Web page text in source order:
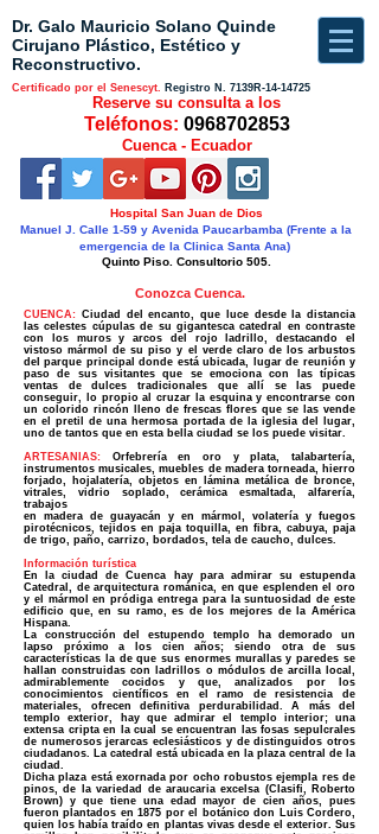
Dr. Galo Mauricio Solano Quinde
Cirujano Plástico, Estético y
Reconstructivo.
Certificado por el Senescyt. Registro N. 7139R-14-14725
Reserve su consulta a los
Teléfonos: 0968702853
Cuenca - Ecuador
Hospital San Juan de Dios
Manuel J. Calle 1-59 y Avenida Paucarbamba (Frente a la
emergencia de la Clinica Santa Ana)
Quinto Piso. Consultorio 505.
Conozca Cuenca.
CUENCA: Ciudad del encanto, que luce desde la distancia
las celestes cúpulas de su gigantesca catedral en contraste
con los muros y arcos del rojo ladrillo, destacando el
vistoso mármol de su piso y el verde claro de los arbustos
del parque principal donde está ubicada, lugar de reunión y
paso de sus visitantes que se emociona con las típicas
ventas de dulces tradicionales que allí se las puede
conseguir, lo propio al cruzar la esquina y encontrarse con
un colorido rincón lleno de frescas flores que se las vende
en el pretil de una hermosa portada de la iglesia del lugar,
uno de tantos que en esta bella ciudad se los puede visitar.
ARTESANIAS: Orfebrería en oro y plata, talabartería,
instrumentos musicales, muebles de madera torneada, hierro
forjado, hojalatería, objetos en lámina metálica de bronce,
vitrales, vidrio soplado, cerámica esmaltada, alfarería,
trabajos
en madera de guayacán y en mármol, volatería y fuegos
pirotécnicos, tejidos en paja toquilla, en fibra, cabuya, paja
de trigo, paño, carrizo, bordados, tela de caucho, dulces.
Información turística
En la ciudad de Cuenca hay para admirar su estupenda
Catedral, de arquitectura románica, en que esplenden el oro
y el mármol en pródiga entrega para la suntuosidad de este
edificio que, en su ramo, es de los mejores de la América
Hispana.
La construcción del estupendo templo ha demorado un
lapso próximo a los cien años; siendo otra de sus
características la de que sus enormes murallas y paredes se
hallan construidas con ladrillos o módulos de arcilla local,
admirablemente cocidos y que, analizados por los
conocimientos científicos en el ramo de resistencia de
materiales, ofrecen definitiva perdurabilidad. A más del
templo exterior, hay que admirar el templo interior; una
extensa cripta en la cual se encuentran las fosas sepulcrales
de numerosos jerarcas eclesiásticos y de distinguidos otros
ciudadanos. La catedral está ubicada en la plaza central de la
ciudad.
Dicha plaza está exornada por ocho robustos ejempla res de
pinos, de la variedad de araucaria excelsa (CIasifi, Roberto
Brown) y que tiene una edad mayor de cien años, pues
fueron plantados en 1875 por el botánico don Luis Cordero,
quien los había traído en plantas vivas desde el exterior. Sus